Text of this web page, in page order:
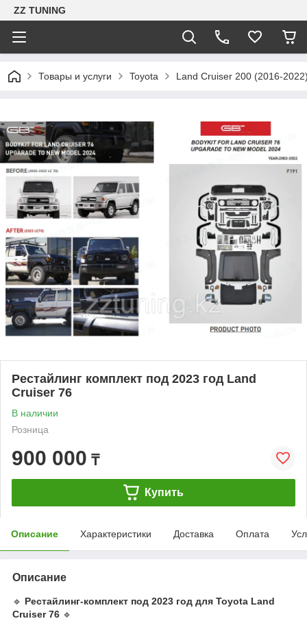
ZZ TUNING
Товары и услуги Toyota Land Cruiser 200 (2016-
Рестайлинг комплект под 2023 год Land
Cruiser 76
В наличии
Розница
900 000 ₸
Купить
Описание Характеристики Доставка Оплата
Описание
🔹 Рестайлинг-комплект под 2023 год для Toyota Land
Cruiser 76 🔹